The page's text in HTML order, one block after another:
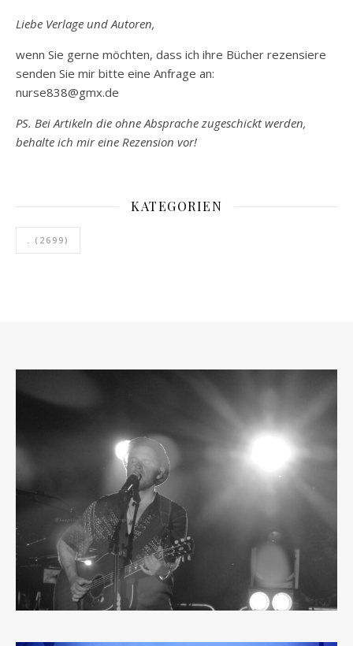
Liebe Verlage und Autoren,
wenn Sie gerne möchten, dass ich ihre Bücher rezensiere
senden Sie mir bitte eine Anfrage an:
nurse838@gmx.de
PS. Bei Artikeln die ohne Absprache zugeschickt werden,
behalte ich mir eine Rezension vor!
KATEGORIEN
. (2699)